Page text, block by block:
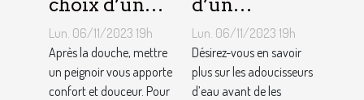
choix d’un
peignoir de
bain pour
homme ?
Lun. 06/11/2023 19h
Après la douche, mettre
un peignoir vous apporte
confort et douceur. Pour
d’un
adoucisseur
d’eau ?
Lun. 06/11/2023 19h
Désirez-vous en savoir
plus sur les adoucisseurs
d’eau avant de les